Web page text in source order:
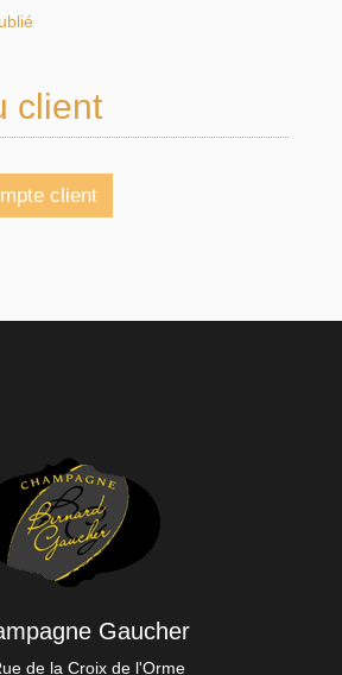
client
client
Gaucher
de la Croix de l'Orme